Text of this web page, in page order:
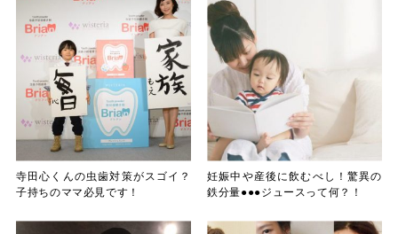
寺田心くんの虫歯対策がスゴイ？
子持ちのママ必見です！
妊娠中や産後に飲むべし！驚異の
鉄分量●●●ジュースって何？！